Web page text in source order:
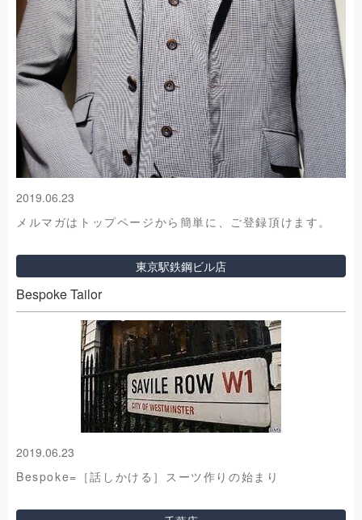
2019.06.23
メルマガはトップページから簡単に、ご登録頂けます。
東京駅鉄鋼ビル店
Bespoke Tailor
2019.06.23
Bespoke=［話しかける］スーツ作りの始まり